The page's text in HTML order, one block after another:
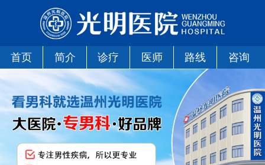
首页 简介 诊疗 医师 路线 咨询